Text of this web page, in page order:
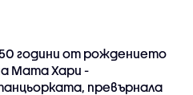
години от рождението
Мата Хари -
превърнала